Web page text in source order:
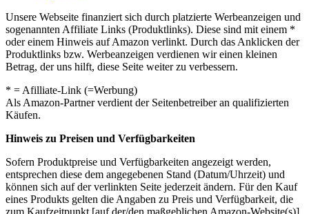
Unsere Webseite finanziert sich durch platzierte Werbeanzeigen und
sogenannten Affiliate Links (Produktlinks). Diese sind mit einem *
oder einem Hinweis auf Amazon verlinkt. Durch das Anklicken der
Produktlinks bzw. Werbeanzeigen verdienen wir einen kleinen
Betrag, der uns hilft, diese Seite weiter zu verbessern.
* = Afilliate-Link (=Werbung)
Als Amazon-Partner verdient der Seitenbetreiber an qualifizierten
Käufen.
Hinweis zu Preisen und Verfügbarkeiten
Sofern Produktpreise und Verfügbarkeiten angezeigt werden,
entsprechen diese dem angegebenen Stand (Datum/Uhrzeit) und
können sich auf der verlinkten Seite jederzeit ändern. Für den Kauf
eines Produkts gelten die Angaben zu Preis und Verfügbarkeit, die
zum Kaufzeitpunkt [auf der/den maßgeblichen Amazon-Website(s)]